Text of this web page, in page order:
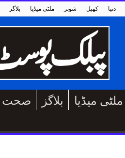
بلاگز ملٹی میڈیا شوبز کھیل دنیا
صحت بلاگز ملٹی میڈیا